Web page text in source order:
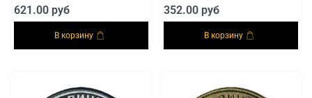
621.00 руб
В корзину
352.00 руб
В корзину